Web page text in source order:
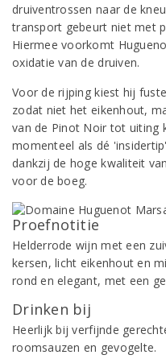
druiventrossen naar de
transport gebeurt niet met
Hiermee voorkomt
oxidatie van de druiven.
Voor de rijping kiest hij
zodat niet het eikenhout,
van de Pinot Noir tot uiting
momenteel als dé
dankzij de hoge kwaliteit
voor de boeg.
Proefnotitie
Helderrode wijn met een
kersen, licht eikenhout en
rond en elegant, met een
Drinken bij
Heerlijk bij verfijnde
roomsauzen en gevogelte.